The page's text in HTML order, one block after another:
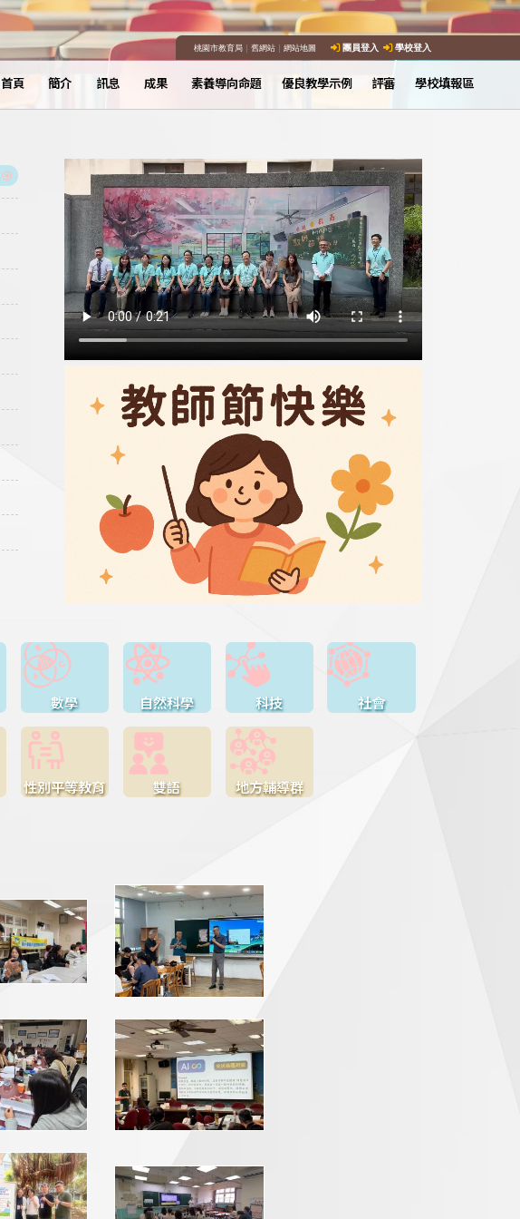
桃園市教育局｜ 舊網站｜ 網站地圖 團員登入 學校登入
首頁 簡介 訊息 成果 素養導向命題 優良教學示例 評審 學校填報區
數學 自然科學 科技 社會
性別平等教育 雙語 地方輔導群